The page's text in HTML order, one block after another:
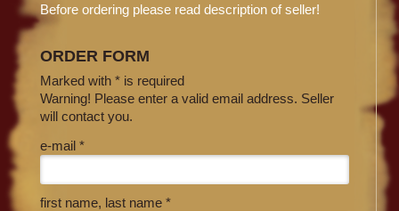
Before ordering please read description of seller!
ORDER FORM
Marked with * is required
Warning! Please enter a valid email address. Seller
will contact you.
e-mail *
first name, last name *